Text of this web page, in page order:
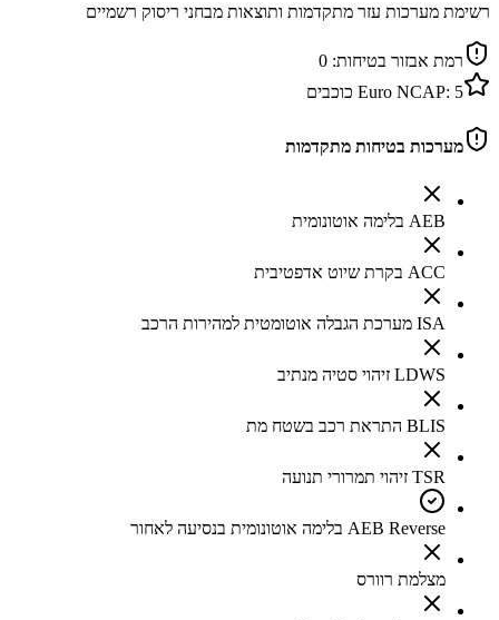
רשימת מערכות עזר מתקדמות ותוצאות מבחני ריסוק רשמיים
רמת אבזור בטיחות: 0
Euro NCAP: 5 כוכבים
מערכות בטיחות מתקדמות
AEB בלימה אוטונומית
ACC בקרת שיוט אדפטיבית
ISA מערכת הגבלה אוטומטית למהירות הרכב
LDWS זיהוי סטיה מנתיב
BLIS התראת רכב בשטח מת
TSR זיהוי תמרורי תנועה
AEB Reverse בלימה אוטונומית בנסיעה לאחור
מצלמת רוורס